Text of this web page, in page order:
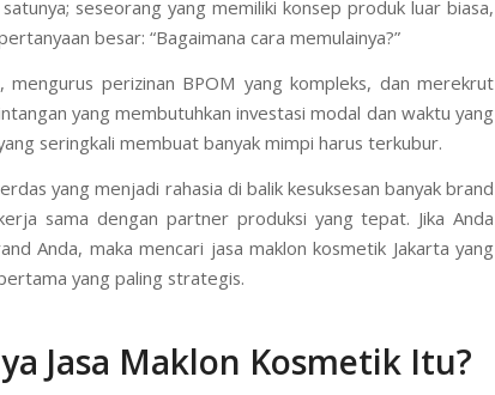
seseorang yang memiliki konsep produk luar biasa,
besar: “Bagaimana cara memulainya?”
mengurus perizinan BPOM yang kompleks, dan merekrut
yang membutuhkan investasi modal dan waktu yang
seringkali membuat banyak mimpi harus terkubur.
yang menjadi rahasia di balik kesuksesan banyak brand
sama dengan partner produksi yang tepat. Jika Anda
Anda, maka mencari jasa maklon kosmetik Jakarta yang
yang paling strategis.
Jasa Maklon Kosmetik Itu?